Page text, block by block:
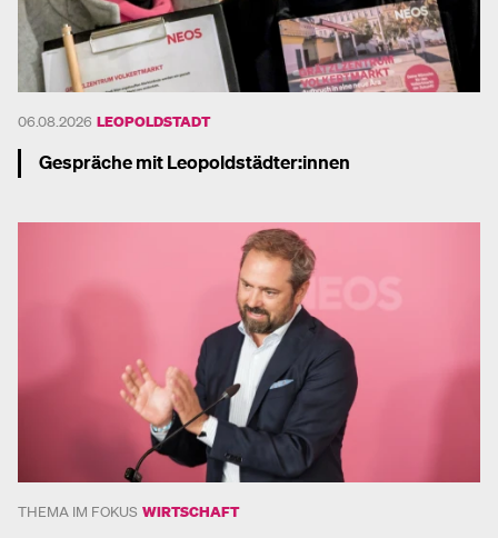
06.08.2026 LEOPOLDSTADT
Gespräche mit Leopoldstädter:innen
THEMA IM FOKUS WIRTSCHAFT